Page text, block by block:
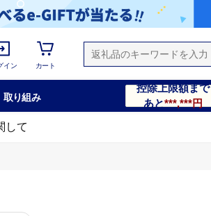
イン カート
取り組み
控除上限額まで
あと***,***円
して